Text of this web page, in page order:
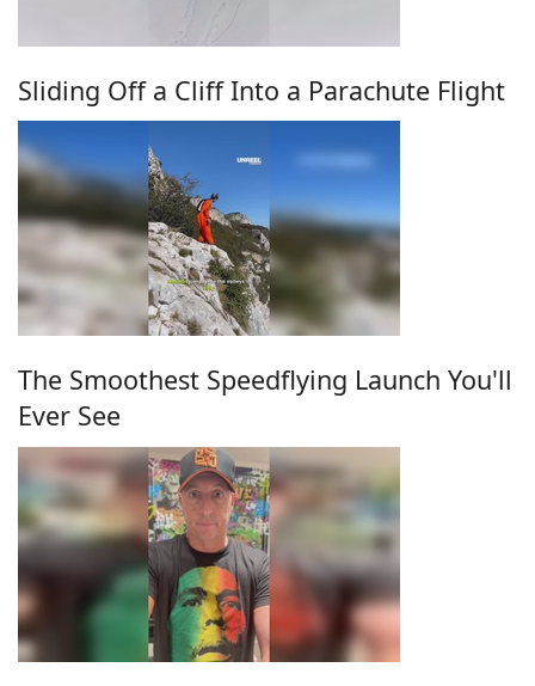
Sliding Off a Cliff Into a Parachute Flight
The Smoothest Speedflying Launch You'll
Ever See